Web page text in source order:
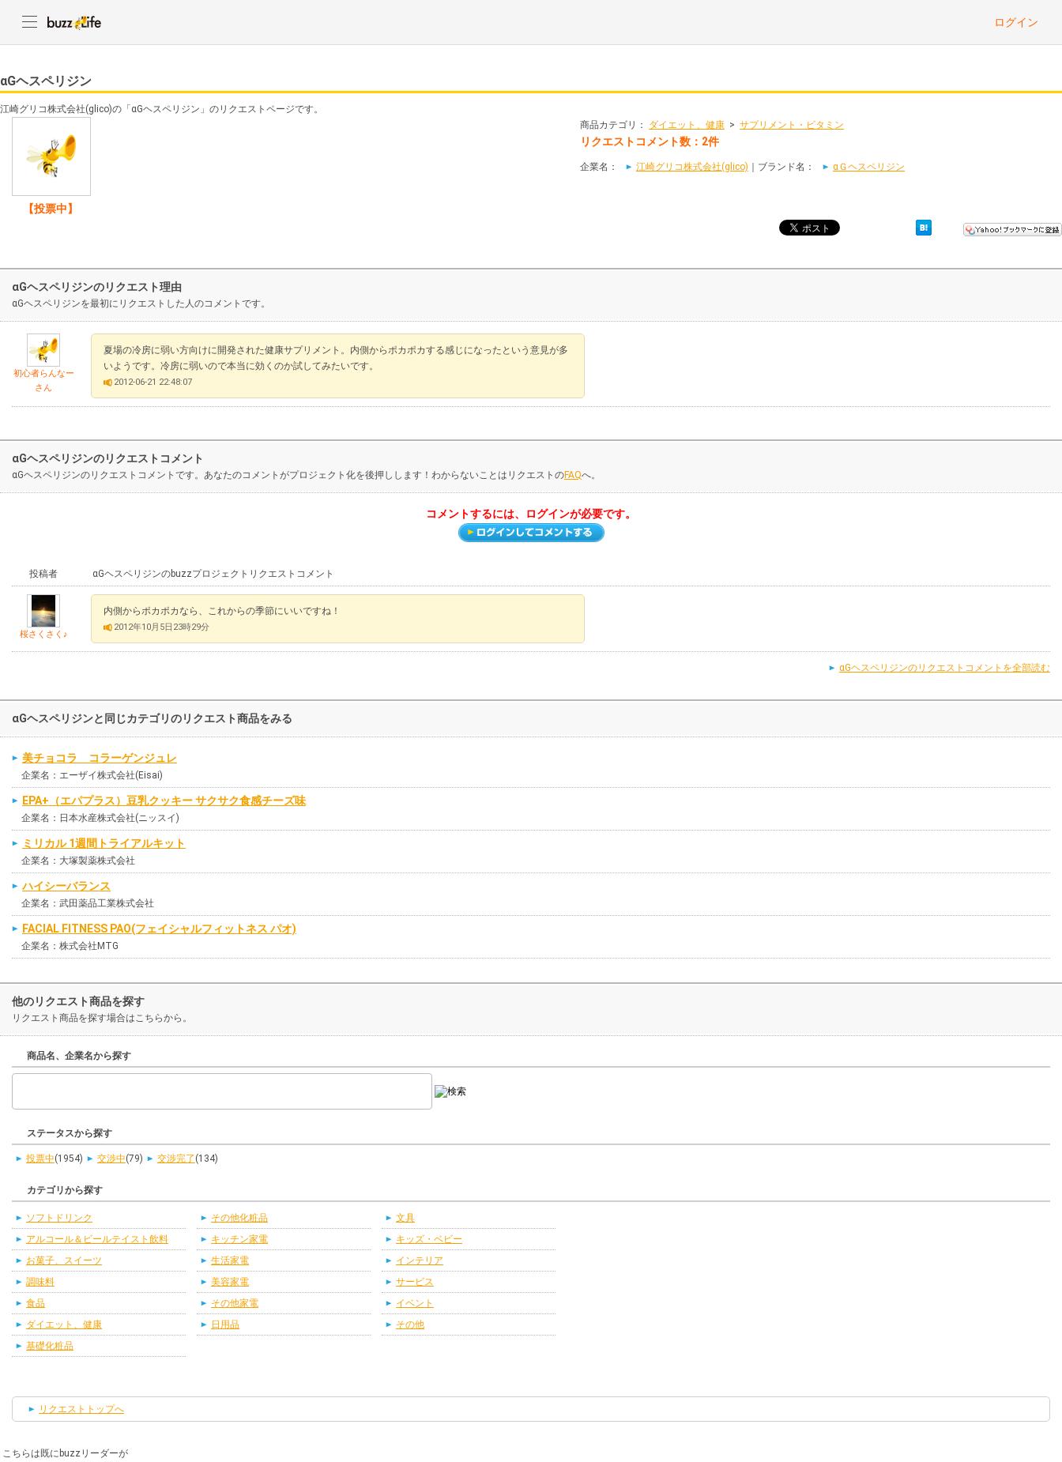
ログイン
αGヘスペリジン
江崎グリコ株式会社(glico)の「αGヘスペリジン」のリクエストページです。
【投票中】
商品カテゴリ： ダイエット、健康 > サプリメント・ビタミン
リクエストコメント数：2件
企業名： 江崎グリコ株式会社(glico) ｜ブランド名： αＧヘスペリジン
αGヘスペリジンのリクエスト理由
αGヘスペリジンを最初にリクエストした人のコメントです。
初心者らんなー
さん
夏場の冷房に弱い方向けに開発された健康サプリメント。内側からポカポカする感じになったという意見が多
いようです。冷房に弱いので本当に効くのか試してみたいです。
2012-06-21 22:48:07
αGヘスペリジンのリクエストコメント
αGヘスペリジンのリクエストコメントです。あなたのコメントがプロジェクト化を後押しします！わからないことはリクエストのFAQへ。
コメントするには、ログインが必要です。
投稿者 αGヘスペリジンのbuzzプロジェクトリクエストコメント
桜さくさく♪
内側からポカポカなら、これからの季節にいいですね！
2012年10月5日23時29分
αGヘスペリジンのリクエストコメントを全部読む
αGヘスペリジンと同じカテゴリのリクエスト商品をみる
美チョコラ コラーゲンジュレ
企業名：エーザイ株式会社(Eisai)
EPA+（エパプラス）豆乳クッキー サクサク食感チーズ味
企業名：日本水産株式会社(ニッスイ)
ミリカル 1週間トライアルキット
企業名：大塚製薬株式会社
ハイシーバランス
企業名：武田薬品工業株式会社
FACIAL FITNESS PAO(フェイシャルフィットネス パオ)
企業名：株式会社MTG
他のリクエスト商品を探す
リクエスト商品を探す場合はこちらから。
商品名、企業名から探す
ステータスから探す
投票中(1954) 交渉中(79) 交渉完了 (134)
カテゴリから探す
ソフトドリンク
アルコール＆ビールテイスト飲料
お菓子、スイーツ
調味料
食品
ダイエット、健康
基礎化粧品
その他化粧品
キッチン家電
生活家電
美容家電
その他家電
日用品
文具
キッズ・ベビー
インテリア
サービス
イベント
その他
リクエストトップへ
こちらは既にbuzzリーダーが